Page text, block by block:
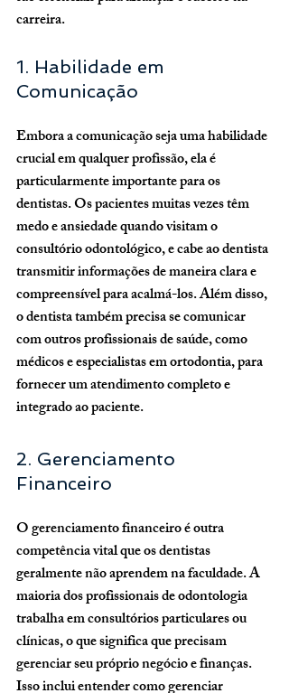
carreira.
1. Habilidade em
Comunicação
Embora a comunicação seja uma habilidade
crucial em qualquer profissão, ela é
particularmente importante para os
dentistas. Os pacientes muitas vezes têm
medo e ansiedade quando visitam o
consultório odontológico, e cabe ao dentista
transmitir informações de maneira clara e
compreensível para acalmá-los. Além disso,
o dentista também precisa se comunicar
com outros profissionais de saúde, como
médicos e especialistas em ortodontia, para
fornecer um atendimento completo e
integrado ao paciente.
2. Gerenciamento
Financeiro
O gerenciamento financeiro é outra
competência vital que os dentistas
geralmente não aprendem na faculdade. A
maioria dos profissionais de odontologia
trabalha em consultórios particulares ou
clínicas, o que significa que precisam
gerenciar seu próprio negócio e finanças.